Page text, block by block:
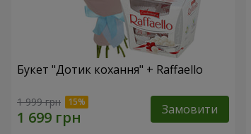
Букет "Дотик кохання" + Raffaello
1 999 грн Замовити